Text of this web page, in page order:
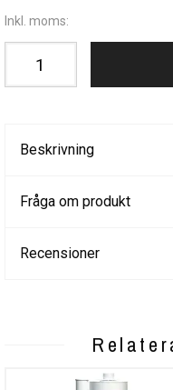
Inkl. moms:
Beskrivning
Fråga om produkt
Recensioner